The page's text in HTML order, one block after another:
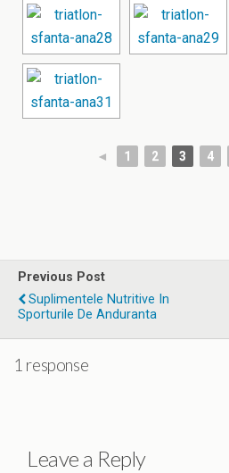
◄ 1 2 3 4
Previous Post
Suplimentele Nutritive In
Sporturile De Anduranta
1 response
Leave a Reply